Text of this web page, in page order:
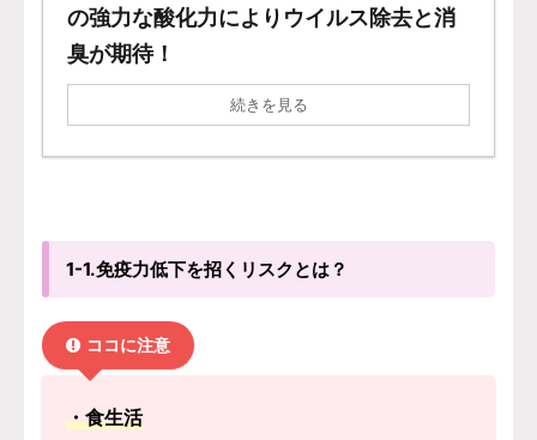
の強力な酸化力によりウイルス除去と消
臭が期待！
続きを見る
1-1.免疫力低下を招くリスクとは？
ココに注意
・食生活